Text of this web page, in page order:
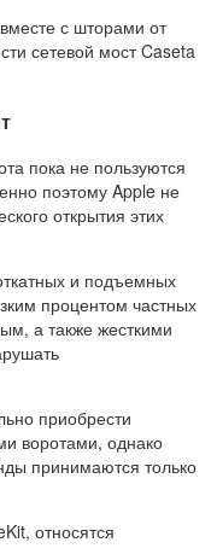
с шторами от
сетевой мост Caseta
пока не пользуются
поэтому Apple не
открытия этих
и подъемных
процентом частных
а также жесткими
приобрести
воротами, однако
принимаются только
относятся